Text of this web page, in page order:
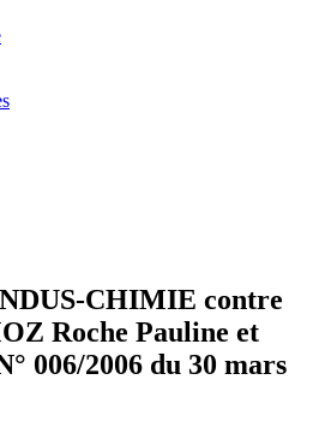
CHIMIE contre
Roche Pauline et
006/2006 du 30 mars